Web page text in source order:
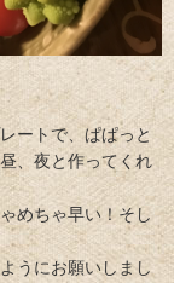
ートで、ぱぱっと
、夜と作ってくれ
めちゃ早い！そし
うにお願いしまし